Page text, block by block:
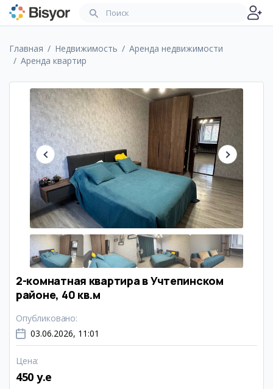
Главная Недвижимость
Аренда недвижимости
Аренда квартир
2-комнатная квартира в Учтепинском
районе, 40 кв.м
Опубликовано:
03.06.2026, 11:01
Цена:
450 y.e